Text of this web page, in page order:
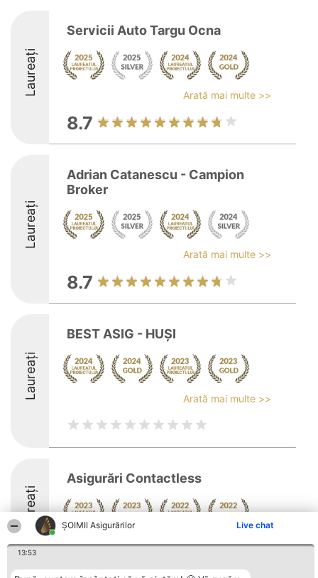
ȘOIMII Asigurărilor Live chat
13:53
Laureați
Servicii Auto Targu Ocna
Arată mai multe >>
8.7
Laureați
Adrian Catanescu - Campion
Broker
Arată mai multe >>
8.7
Laureați
BEST ASIG - HUȘI
Arată mai multe >>
Laureați
Asigurări Contactless